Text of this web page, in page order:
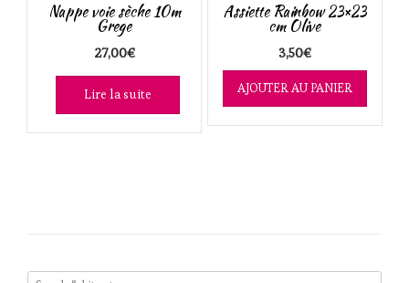
Nappe voie sèche 10m
Grege
27,00€
Lire la suite
Assiette Rainbow 23×23
cm Olive
3,50€
AJOUTER AU PANIER